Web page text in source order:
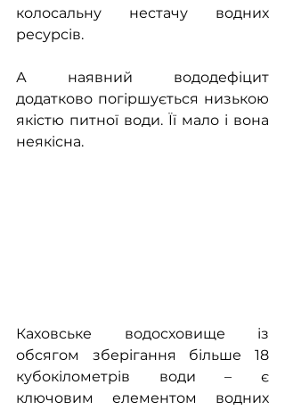
колосальну нестачу водних
ресурсів.
А наявний вододефіцит
додатково погіршується низькою
якістю питної води. Її мало і вона
неякісна.
Каховське водосховище із
обсягом зберігання більше 18
кубокілометрів води – є
ключовим елементом водних